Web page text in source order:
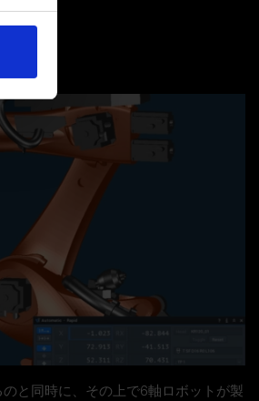
と同時に、その上で6軸ロボットが製